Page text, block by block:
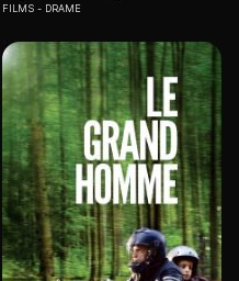
FILMS DRAME